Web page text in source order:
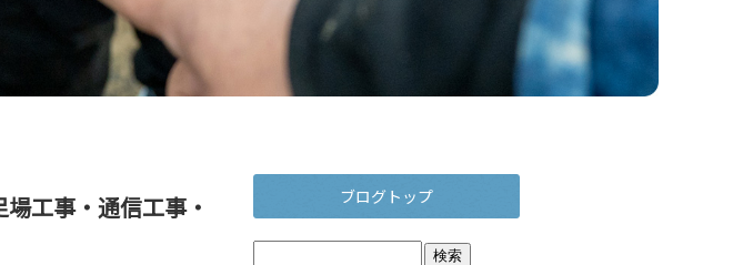
工事・通信工事・
ブログトップ